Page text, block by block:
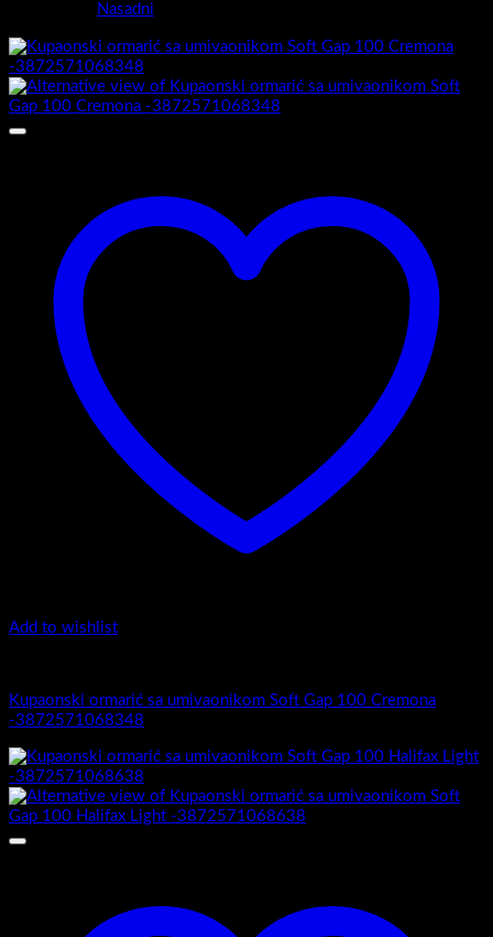
Nasadni
Add to wishlist
Kupaonski ormarić sa umivaonikom Soft Gap 100 Cremona
-3872571068348